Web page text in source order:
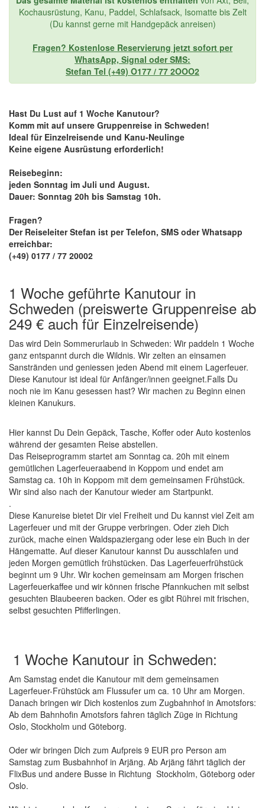
Kochausrüstung, Kanu, Paddel, Schlafsack, Isomatte bis Zelt
(Du kannst gerne mit Handgepäck anreisen)
Fragen? Kostenlose Reservierung jetzt sofort per
WhatsApp, Signal oder SMS:
Stefan Tel (+49) O177 / 77 2OOO2
Hast Du Lust auf 1 Woche Kanutour?
Komm mit auf unsere Gruppenreise in Schweden!
Ideal für Einzelreisende und Kanu-Neulinge
Keine eigene Ausrüstung erforderlich!
Reisebeginn:
jeden Sonntag im Juli und August.
Dauer: Sonntag 20h bis Samstag 10h.
Fragen?
Der Reiseleiter Stefan ist per Telefon, SMS oder Whatsapp
erreichbar:
(+49) 0177 / 77 20002
1 Woche geführte Kanutour in
Schweden (preiswerte Gruppenreise ab
249 € auch für Einzelreisende)
Das wird Dein Sommerurlaub in Schweden: Wir paddeln 1 Woche
ganz entspannt durch die Wildnis. Wir zelten an einsamen
Sanstränden und geniessen jeden Abend mit einem Lagerfeuer.
Diese Kanutour ist ideal für Anfänger/innen geeignet.Falls Du
noch nie im Kanu gesessen hast? Wir machen zu Beginn einen
kleinen Kanukurs.
Hier kannst Du Dein Gepäck, Tasche, Koffer oder Auto kostenlos
während der gesamten Reise abstellen.
Das Reiseprogramm startet am Sonntag ca. 20h mit einem
gemütlichen Lagerfeueraabend in Koppom und endet am
Samstag ca. 10h in Koppom mit dem gemeinsamen Frühstück.
Wir sind also nach der Kanutour wieder am Startpunkt.
.
Diese Kanureise bietet Dir viel Freiheit und Du kannst viel Zeit am
Lagerfeuer und mit der Gruppe verbringen. Oder zieh Dich
zurück, mache einen Waldspaziergang oder lese ein Buch in der
Hängematte. Auf dieser Kanutour kannst Du ausschlafen und
jeden Morgen gemütlich frühstücken. Das Lagerfeuerfrühstück
beginnt um 9 Uhr. Wir kochen gemeinsam am Morgen frischen
Lagerfeuerkaffee und wir können frische Pfannkuchen mit selbst
gesuchten Blaubeeren backen. Oder es gibt Rührei mit frischen,
selbst gesuchten Pfifferlingen.
1 Woche Kanutour in Schweden:
Am Samstag endet die Kanutour mit dem gemeinsamen
Lagerfeuer-Frühstück am Flussufer um ca. 10 Uhr am Morgen.
Danach bringen wir Dich kostenlos zum Zugbahnhof in Amotsfors:
Ab dem Bahnhofin Amotsfors fahren täglich Züge in Richtung
Oslo, Stockholm und Göteborg.
Oder wir bringen Dich zum Aufpreis 9 EUR pro Person am
Samstag zum Busbahnhof in Arjäng. Ab Arjäng fährt täglich der
FlixBus und andere Busse in Richtung Stockholm, Göteborg oder
Oslo.